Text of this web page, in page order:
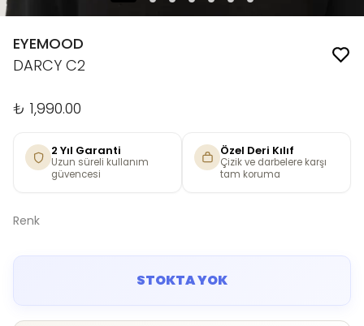
EYEMOOD
DARCY C2
₺ 1,990.00
2 Yıl Garanti
Uzun süreli kullanım
güvencesi
Özel Deri Kılıf
Çizik ve darbelere karşı
tam koruma
Renk
STOKTA YOK